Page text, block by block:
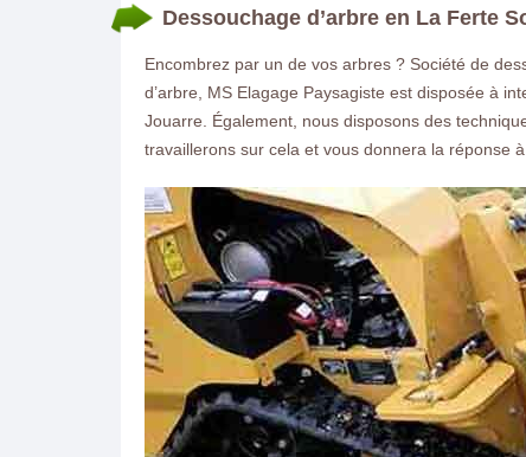
Dessouchage d’arbre en La Ferte
Encombrez par un de vos arbres ? Société de
d’arbre, MS Elagage Paysagiste est disposée à
Jouarre. Également, nous disposons des
travaillerons sur cela et vous donnera la réponse